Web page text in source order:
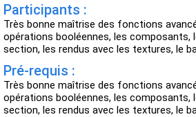
Participants :
Très bonne maîtrise des fonctions
opérations booléennes, les composants,
section, les rendus avec les textures, le
Pré-requis :
Très bonne maîtrise des fonctions
opérations booléennes, les composants,
section, les rendus avec les textures, le